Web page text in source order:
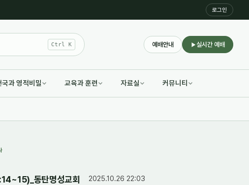
로그인
Ctrl K 예배안내 실시간 예배
국과 영적비밀 교육과 훈련 자료실 커뮤니티
2025.10.26 22:03
동탄명성교회